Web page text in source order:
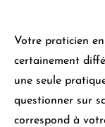
Votre praticien en
certainement
une seule
questionner sur
correspond à